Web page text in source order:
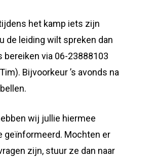
het kamp iets zijn
de leiding wilt spreken dan
bereiken via 06-23888103
Bijvoorkeur ’s avonds na
wij jullie hiermee
geïnformeerd. Mochten er
zijn, stuur ze dan naar